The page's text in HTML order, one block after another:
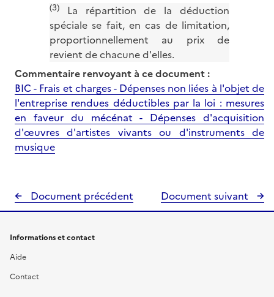
(3)La répartition de la déduction
spéciale se fait, en cas de limitation,
proportionnellement au prix de
revient de chacune d'elles.
Commentaire renvoyant à ce document :
BIC - Frais et charges - Dépenses non liées à l'objet de
l'entreprise rendues déductibles par la loi : mesures
en faveur du mécénat - Dépenses d'acquisition
d'œuvres d'artistes vivants ou d'instruments de
musique
Document précédent Document suivant
Informations et contact
Aide
Contact